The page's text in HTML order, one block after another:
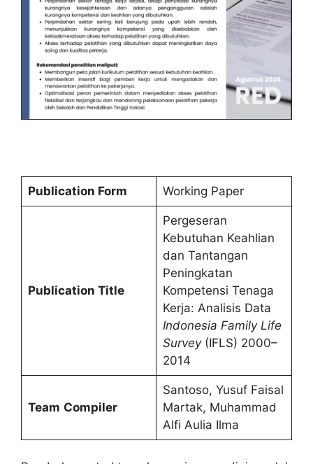
Publication Form Working Paper
Publication Title
Pergeseran
Kebutuhan Keahlian
dan Tantangan
Peningkatan
Kompetensi Tenaga
Kerja: Analisis Data
Indonesia Family Life
Survey(IFLS) 2000–
2014
Team Compiler
Santoso, Yusuf Faisal
Martak, Muhammad
Alfi Aulia Ilma